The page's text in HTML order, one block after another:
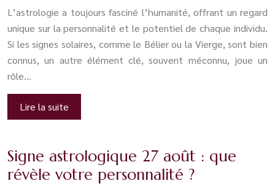
L’astrologie a toujours fasciné l’humanité, offrant un regard
unique sur la personnalité et le potentiel de chaque individu.
Si les signes solaires, comme le Bélier ou la Vierge, sont bien
connus, un autre élément clé, souvent méconnu, joue un
rôle…
Lire la suite
Signe astrologique 27 août : que
révèle votre personnalité ?